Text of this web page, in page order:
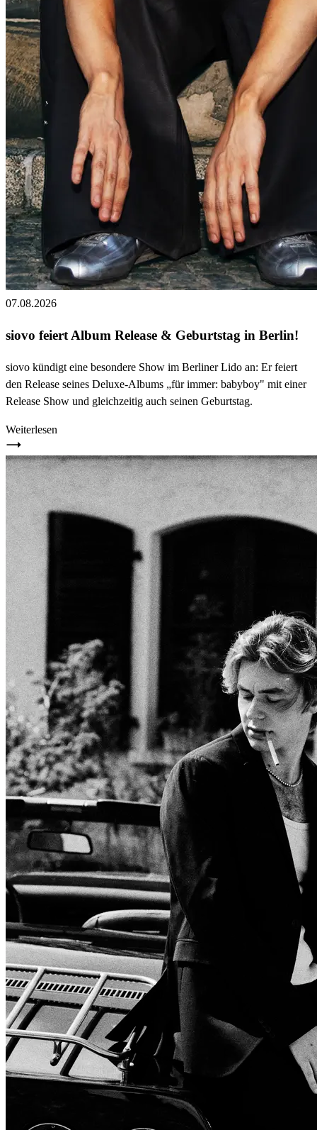
07.08.2026
siovo feiert Album Release & Geburtstag in Berlin!
siovo kündigt eine besondere Show im Berliner Lido an: Er feiert
den Release seines Deluxe-Albums „für immer: babyboy" mit einer
Release Show und gleichzeitig auch seinen Geburtstag.
Weiterlesen